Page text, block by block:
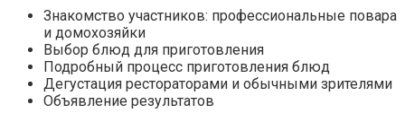
Знакомство участников: профессиональные повара
и домохозяйки
Выбор блюд для приготовления
Подробный процесс приготовления блюд
Дегустация рестораторами и обычными зрителями
Объявление результатов